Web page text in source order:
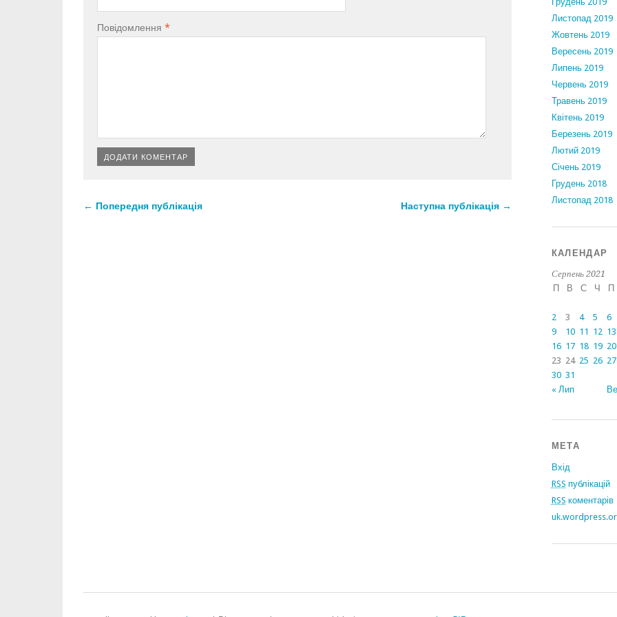
Повідомлення *
← Попередня публікація Наступна публікація →
Листопад 2019
Жовтень 2019
Вересень 2019
Липень 2019
Червень 2019
Травень 2019
Квітень 2019
Березень 2019
Лютий 2019
Січень 2019
Грудень 2018
Листопад 2018
КАЛЕНДАР
Серпень 2021
П
В С Ч П
« Лип
2
3 4 5 6
9
10 11 12 13
16 17 18 19 20
23 24 25 26 27
30 31
МЕТА
Вхід
RSS публікацій
RSS коментарів